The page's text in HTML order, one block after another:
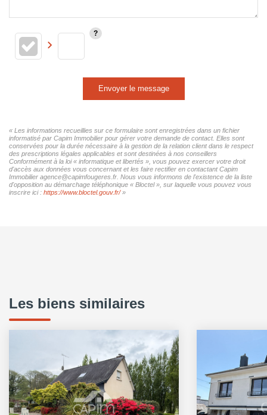
Envoyer le message
« Les informations recueillies sur ce formulaire sont enregistrées dans un fichier
informatisé par Capim Immobilier pour gérer votre demande de contact. Elles sont
conservées pour la durée nécessaire à la gestion de la relation client dans le respect
des prescriptions légales applicables et sont destinées à nos conseillers
Conformément à la loi « informatique et libertés », vous pouvez exercer votre droit
d'accès aux données vous concernant et les faire rectifier en contactant Capim
Immobilier agence@capimfougeres.fr. Nous vous informons de l'existence de la liste
d'opposition au démarchage téléphonique « Bloctel », sur laquelle vous pouvez vous
inscrire ici : https://www.bloctel.gouv.fr/»
Les biens similaires